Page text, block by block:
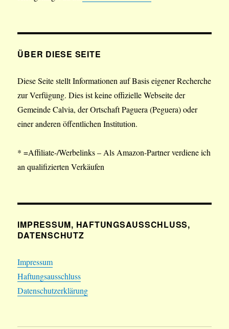
ÜBER DIESE SEITE
Diese Seite stellt Informationen auf Basis eigener Recherche
zur Verfügung. Dies ist keine offizielle Webseite der
Gemeinde Calvia, der Ortschaft Paguera (Peguera) oder
einer anderen öffentlichen Institution.
* =Affiliate-/Werbelinks – Als Amazon-Partner verdiene ich
an qualifizierten Verkäufen
IMPRESSUM, HAFTUNGSAUSSCHLUSS,
DATENSCHUTZ
Impressum
Haftungsausschluss
Datenschutzerklärung